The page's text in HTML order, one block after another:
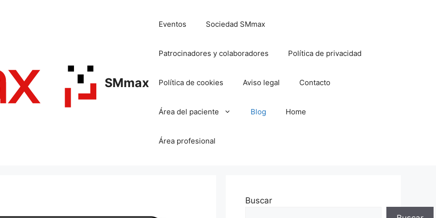
SMmax
Eventos Sociedad SMmax
Patrocinadores y colaboradores Política de privacidad
Política de cookies Aviso legal Contacto
Área del paciente Blog Home
Área profesional
Buscar